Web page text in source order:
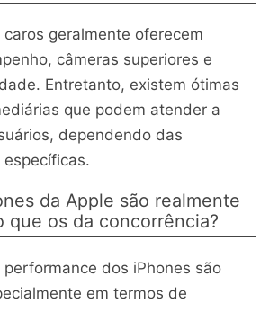
geralmente oferecem
câmeras superiores e
Entretanto, existem ótimas
que podem atender a
dependendo das
da Apple são realmente
que os da concorrência?
dos iPhones são
em termos de